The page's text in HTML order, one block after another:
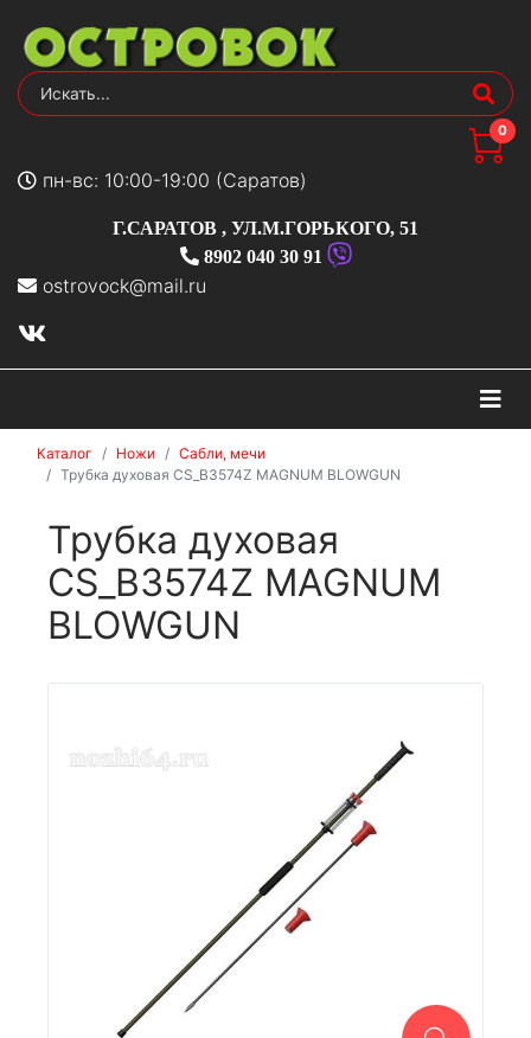
0
пн-вс: 10:00-19:00 (Саратов)
Г.САРАТОВ , УЛ.М.ГОРЬКОГО, 51
8902 040 30 91
ostrovock@mail.ru
Каталог Ножи
Сабли, мечи
Трубка духовая CS_B3574Z MAGNUM BLOWGUN
Трубка духовая
CS_B3574Z MAGNUM
BLOWGUN